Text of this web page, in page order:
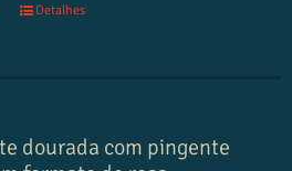
Detalhes
dourada com pingente